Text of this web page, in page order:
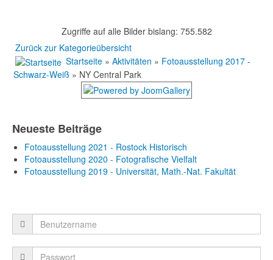
Zugriffe auf alle Bilder bislang: 755.582
Zurück zur Kategorieübersicht
Startseite » Aktivitäten » Fotoausstellung 2017 -
Schwarz-Weiß » NY Central Park
Neueste Beiträge
Fotoausstellung 2021 - Rostock Historisch
Fotoausstellung 2020 - Fotografische Vielfalt
Fotoausstellung 2019 - Universität, Math.-Nat. Fakultät